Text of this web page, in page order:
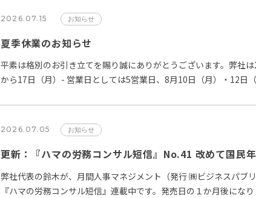
2026.07.15 お知らせ
夏季休業のお知らせ
平素は格別のお引き立てを賜り誠にありがとうございます。弊社は
から17日（月）- 営業日としては5営業日、8月10日（月）・12日
2026.07.05 お知らせ
弊社代表の鈴木が、月間人事マネジメント（発行 ㈱ビジネスパブリ
『ハマの労務コンサル短信』連載中です。発売日の１か月後にな